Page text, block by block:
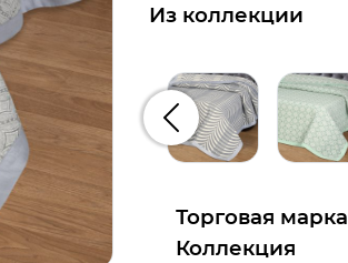
Из коллекции
Предыдущий
Торговая марка
Коллекция